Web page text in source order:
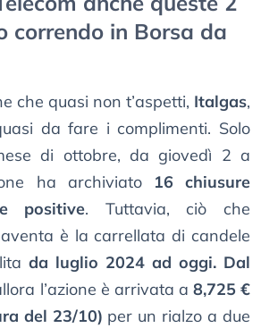
correndo in Borsa da
che quasi non t’aspetti, Italgas,
da fare i complimenti. Solo
di ottobre, da giovedì 2 a
ha archiviato 16 chiusure
positive. Tuttavia, ciò che
è la carrellata di candele
da luglio 2024 ad oggi. Dal
l’azione è arrivata a 8,725 €
del 23/10) per un rialzo a due